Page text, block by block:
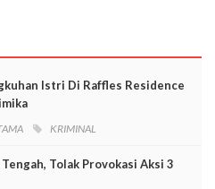
Istri Di Raffles Residence
KRIMINAL
Tolak Provokasi Aksi 3